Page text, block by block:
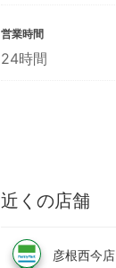
営業時間
24時間
近くの店舗
彦根西今店